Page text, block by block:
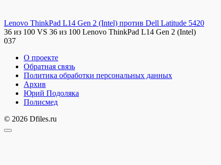
Lenovo ThinkPad L14 Gen 2 (Intel) против Dell Latitude 5420
36 из 100 VS 36 из 100 Lenovo ThinkPad L14 Gen 2 (Intel)
037
О проекте
Обратная связь
Политика обработки персональных данных
Архив
Юрий Подоляка
Полисмед
© 2026 Dfiles.ru